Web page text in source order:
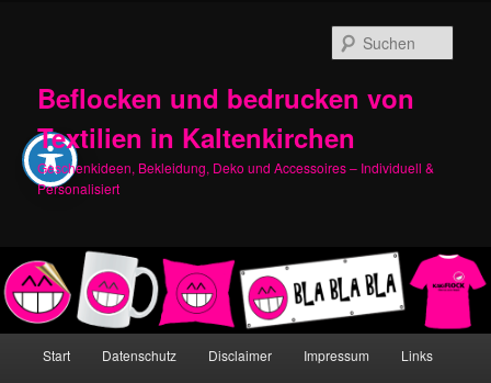
Beflocken und bedrucken von
Textilien in Kaltenkirchen
Geschenkideen, Bekleidung, Deko und Accessoires – Individuell &
Personalisiert
Start Datenschutz Disclaimer Impressum Links